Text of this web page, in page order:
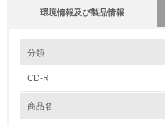
環境情報及び製品情報
1.環境取り組み体制
分類
CD-R
商品名